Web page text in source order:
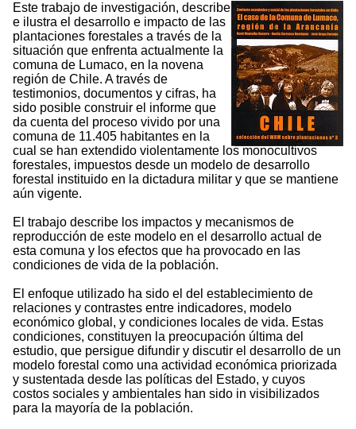
Este trabajo de investigación, describe
e ilustra el desarrollo e impacto de las
plantacio­nes forestales a través de la
situación que enfrenta actualmente la
comuna de Lumaco, en la novena
región de Chile. A través de
testimonios, documentos y cifras, ha
sido posible construir el informe que
da cuenta del proceso vivido por una
comuna de 11.405 habitantes en la
cual se han extendido violentamente los monocultivos
forestales, impuestos desde un modelo de desarrollo
forestal instituido en la dictadura militar y que se mantiene
aún vigente.
El trabajo describe los impactos y mecanismos de
reproducción de este modelo en el desarrollo actual de
esta comuna y los efectos que ha provocado en las
condiciones de vida de la población.
El enfoque utilizado ha sido el del establecimiento de
relaciones y contrastes entre indicadores, modelo
económico global, y condiciones locales de vida. Estas
condiciones, constituyen la pre­ocupación última del
estudio, que persigue difundir y discutir el desarrollo de un
modelo forestal como una actividad económica priorizada
y sustentada desde las políticas del Estado, y cuyos
costos sociales y ambientales han sido in visibilizados
para la mayoría de la población.